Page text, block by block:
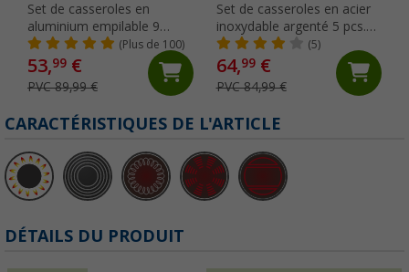
Set de casseroles en
aluminium empilable 9
pièces bleu Berger(Plus de 100)
53,99 €
PVC 89,99 €
Set de casseroles en acier
inoxydable argenté 5 pcs.
Berger
(5)
64,99€
PVC 84,99 €
CARACTÉRISTIQUES DE L'ARTICLE
DÉTAILS DU PRODUIT